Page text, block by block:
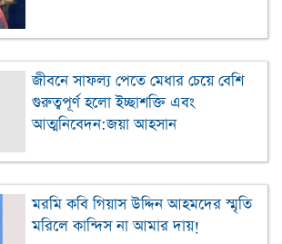
জীবনে সাফল্য পেতে মেধার চেয়ে বেশি
গুরুত্বপূর্ণ হলো ইচ্ছাশক্তি এবং
আত্মনিবেদন:জয়া আহসান
মরমি কবি গিয়াস উদ্দিন আহমদের স্মৃতি
মরিলে কান্দিস না আমার দায়!